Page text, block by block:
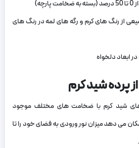
از رنگ های کرم و رگه های لمه در رنگ های
ابعاد دلخواه
پرده شید کرم
شید کرم با ضخامت های مختلف موجود
می دهد میزان نور ورودی به فضای خود را تا